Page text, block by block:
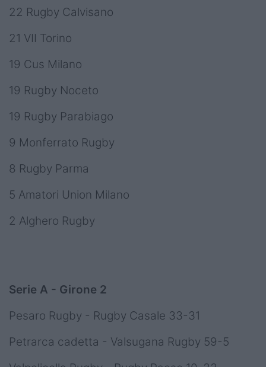
22 Rugby Calvisano
21 VII Torino
19 Cus Milano
19 Rugby Noceto
19 Rugby Parabiago
9 Monferrato Rugby
8 Rugby Parma
5 Amatori Union Milano
2 Alghero Rugby
Serie A - Girone 2
Pesaro Rugby - Rugby Casale 33-31
Petrarca cadetta - Valsugana Rugby 59-5